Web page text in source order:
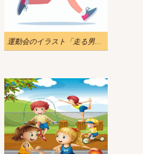
運動会のイラスト「走る男の子」をダウンロード